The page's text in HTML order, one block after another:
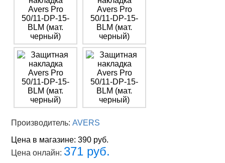
Производитель:AVERS
Цена в магазине:390 руб.
Цена онлайн: 371 руб.